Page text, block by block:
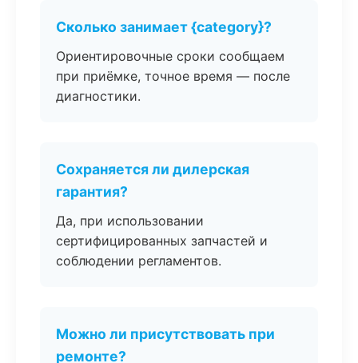
Сколько занимает {category}?
Ориентировочные сроки сообщаем
при приёмке, точное время — после
диагностики.
Сохраняется ли дилерская
гарантия?
Да, при использовании
сертифицированных запчастей и
соблюдении регламентов.
Можно ли присутствовать при
ремонте?